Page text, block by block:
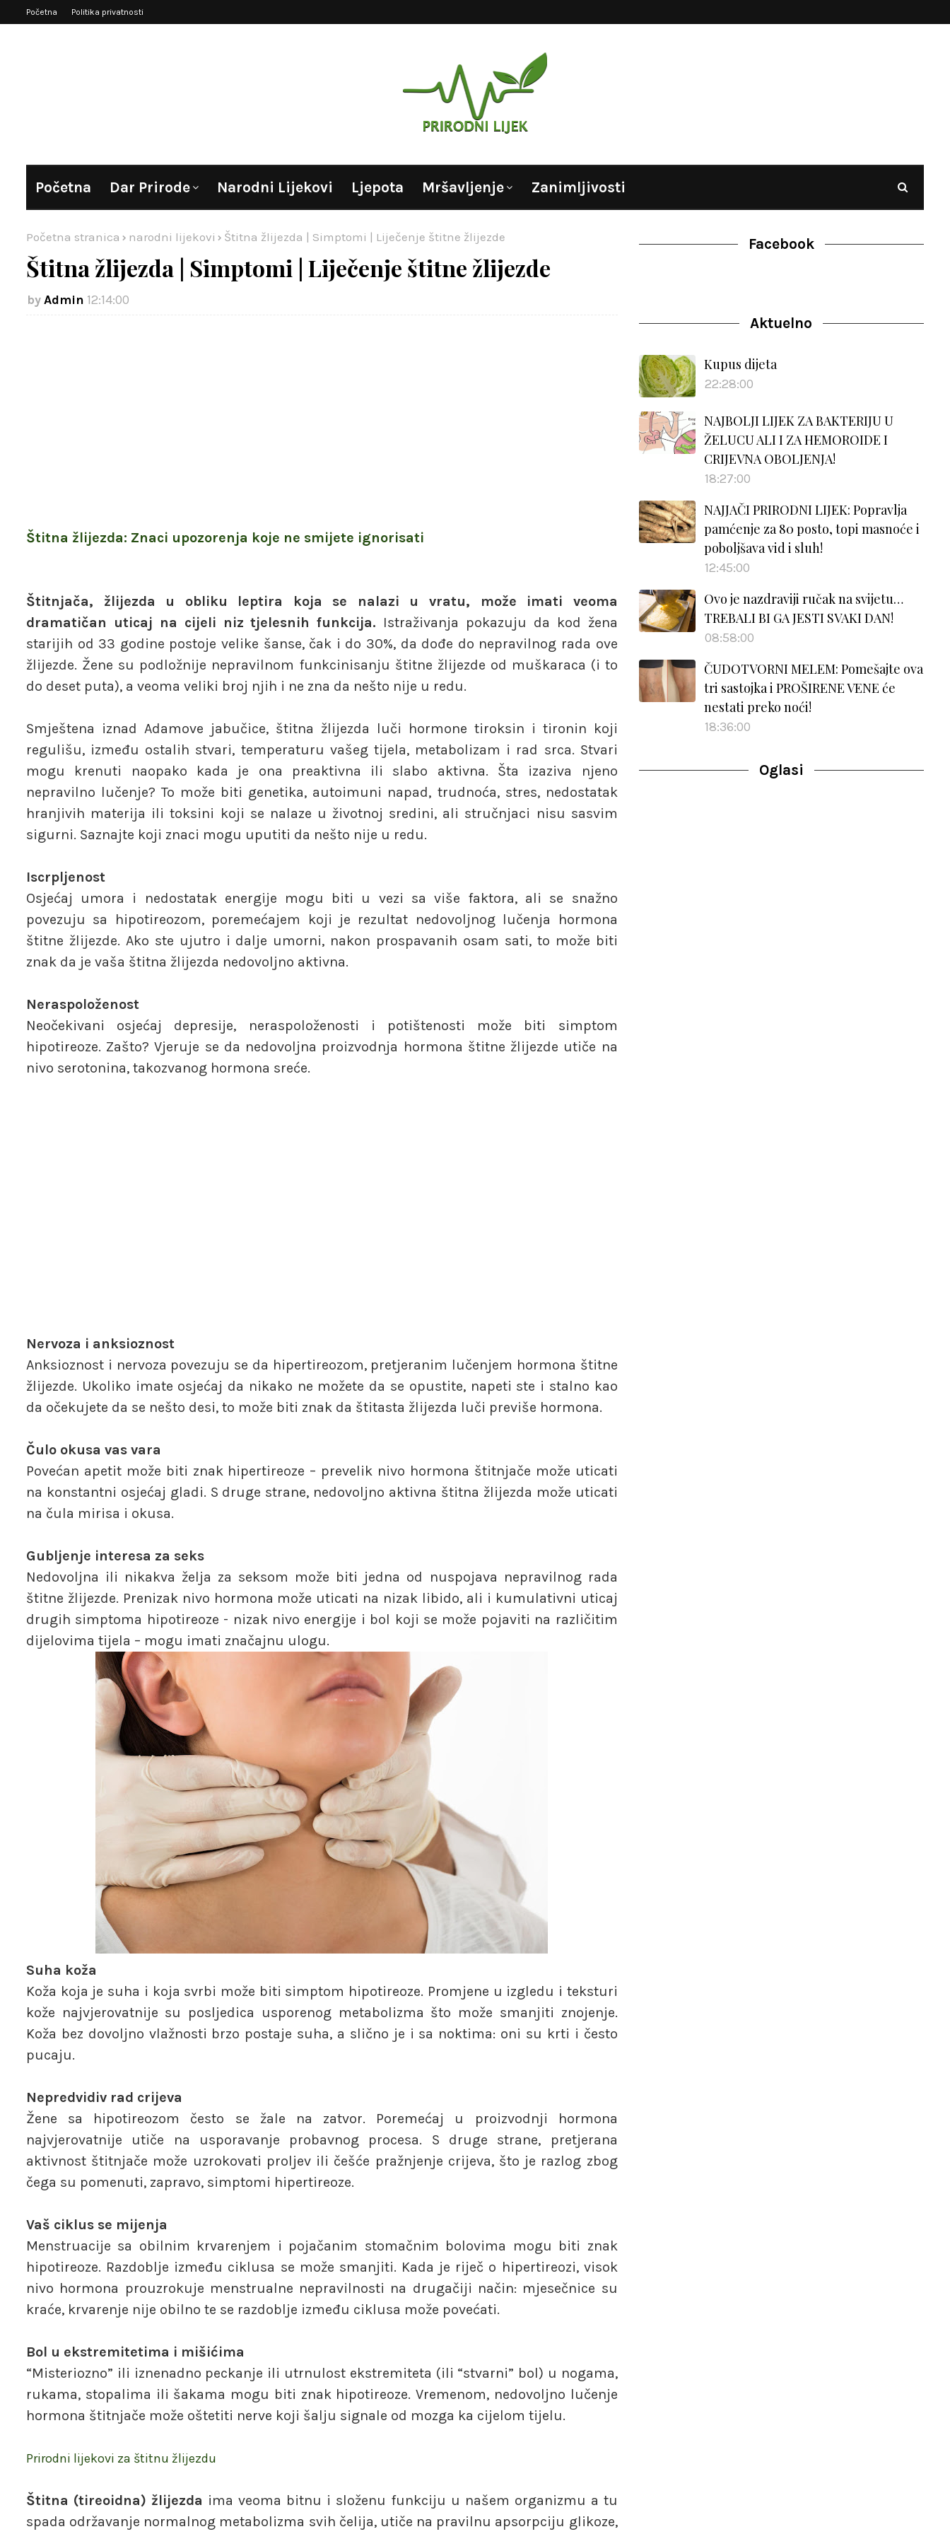
Početna Politika privatnosti
Početna Dar Prirode Narodni Lijekovi Ljepota Mršavljenje Zanimljivosti
Početna stranica narodni lijekovi Štitna žlijezda | Simptomi | Liječenje štitne žlijezde
Štitna žlijezda | Simptomi | Liječenje štitne žlijezde
Admin 12:14:00
Štitna žlijezda: Znaci upozorenja koje ne smijete ignorisati
Štitnjača, žlijezda u obliku leptira koja se nalazi u vratu, može imati veoma
dramatičan uticaj na cijeli niz tjelesnih funkcija. Istraživanja pokazuju da kod žena
starijih od 33 godine postoje velike šanse, čak i do 30%, da dođe do nepravilnog rada ove
žlijezde. Žene su podložnije nepravilnom funkcinisanju štitne žlijezde od muškaraca (i to
do deset puta), a veoma veliki broj njih i ne zna da nešto nije u redu.
Smještena iznad Adamove jabučice, štitna žlijezda luči hormone tiroksin i tironin koji
regulišu, između ostalih stvari, temperaturu vašeg tijela, metabolizam i rad srca. Stvari
mogu krenuti naopako kada je ona preaktivna ili slabo aktivna. Šta izaziva njeno
nepravilno lučenje? To može biti genetika, autoimuni napad, trudnoća, stres, nedostatak
hranjivih materija ili toksini koji se nalaze u životnoj sredini, ali stručnjaci nisu sasvim
sigurni. Saznajte koji znaci mogu uputiti da nešto nije u redu.
Iscrpljenost
Osjećaj umora i nedostatak energije mogu biti u vezi sa više faktora, ali se snažno
povezuju sa hipotireozom, poremećajem koji je rezultat nedovoljnog lučenja hormona
štitne žlijezde. Ako ste ujutro i dalje umorni, nakon prospavanih osam sati, to može biti
znak da je vaša štitna žlijezda nedovoljno aktivna.
Neraspoloženost
Neočekivani osjećaj depresije, neraspoloženosti i potištenosti može biti simptom
hipotireoze. Zašto? Vjeruje se da nedovoljna proizvodnja hormona štitne žlijezde utiče na
nivo serotonina, takozvanog hormona sreće.
Nervoza i anksioznost
Anksioznost i nervoza povezuju se da hipertireozom, pretjeranim lučenjem hormona štitne
žlijezde. Ukoliko imate osjećaj da nikako ne možete da se opustite, napeti ste i stalno kao
da očekujete da se nešto desi, to može biti znak da štitasta žlijezda luči previše hormona.
Čulo okusa vas vara
Povećan apetit može biti znak hipertireoze – prevelik nivo hormona štitnjače može uticati
na konstantni osjećaj gladi. S druge strane, nedovoljno aktivna štitna žlijezda može uticati
na čula mirisa i okusa.
Gubljenje interesa za seks
Nedovoljna ili nikakva želja za seksom može biti jedna od nuspojava nepravilnog rada
štitne žlijezde. Prenizak nivo hormona može uticati na nizak libido, ali i kumulativni uticaj
drugih simptoma hipotireoze - nizak nivo energije i bol koji se može pojaviti na različitim
dijelovima tijela – mogu imati značajnu ulogu.
Suha koža
Koža koja je suha i koja svrbi može biti simptom hipotireoze. Promjene u izgledu i teksturi
kože najvjerovatnije su posljedica usporenog metabolizma što može smanjiti znojenje.
Koža bez dovoljno vlažnosti brzo postaje suha, a slično je i sa noktima: oni su krti i često
pucaju.
Nepredvidiv rad crijeva
Žene sa hipotireozom često se žale na zatvor. Poremećaj u proizvodnji hormona
najvjerovatnije utiče na usporavanje probavnog procesa. S druge strane, pretjerana
aktivnost štitnjače može uzrokovati proljev ili češće pražnjenje crijeva, što je razlog zbog
čega su pomenuti, zapravo, simptomi hipertireoze.
Vaš ciklus se mijenja
Menstruacije sa obilnim krvarenjem i pojačanim stomačnim bolovima mogu biti znak
hipotireoze. Razdoblje između ciklusa se može smanjiti. Kada je riječ o hipertireozi, visok
nivo hormona prouzrokuje menstrualne nepravilnosti na drugačiji način: mjesečnice su
kraće, krvarenje nije obilno te se razdoblje između ciklusa može povećati.
Bol u ekstremitetima i mišićima
“Misteriozno” ili iznenadno peckanje ili utrnulost ekstremiteta (ili “stvarni” bol) u nogama,
rukama, stopalima ili šakama mogu biti znak hipotireoze. Vremenom, nedovoljno lučenje
hormona štitnjače može oštetiti nerve koji šalju signale od mozga ka cijelom tijelu.
Prirodni lijekovi za štitnu žlijezdu
Štitna (tireoidna) žlijezda ima veoma bitnu i složenu funkciju u našem organizmu a tu
spada održavanje normalnog metabolizma svih čelija, utiče na pravilnu apsorpciju glikoze,
Facebook
Aktuelno
Kupus dijeta
22:28:00
NAJBOLJI LIJEK ZA BAKTERIJU U
ŽELUCU ALI I ZA HEMOROIDE I
CRIJEVNA OBOLJENJA!
18:27:00
NAJJAČI PRIRODNI LIJEK: Popravlja
pamćenje za 80 posto, topi masnoće i
poboljšava vid i sluh!
12:45:00
Ovo je nazdraviji ručak na svijetu…
TREBALI BI GA JESTI SVAKI DAN!
08:58:00
ČUDOTVORNI MELEM: Pomešajte ova
tri sastojka i PROŠIRENE VENE će
nestati preko noći!
18:36:00
Oglasi